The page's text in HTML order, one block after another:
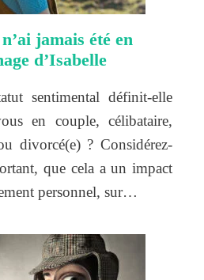
jamais été en
d’Isabelle
sentimental définit-elle
en couple, célibataire,
divorcé(e) ? Considérez-
que cela a un impact
personnel, sur…